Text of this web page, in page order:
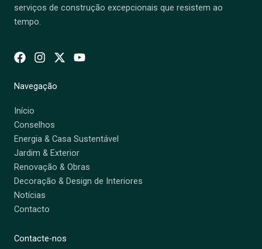
serviços de construção excepcionais que resistem ao
tempo.
Navegação
Início
Conselhos
Energia & Casa Sustentável
Jardim & Exterior
Renovação & Obras
Decoração & Design de Interiores
Notícias
Contacto
Contacte-nos